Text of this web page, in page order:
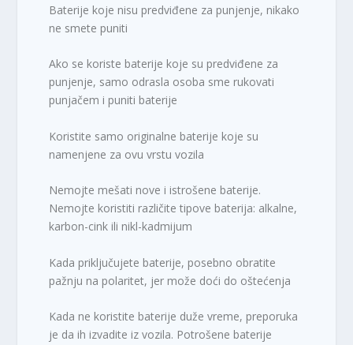
Baterije koje nisu predviđene za punjenje, nikako
ne smete puniti
Ako se koriste baterije koje su predviđene za
punjenje, samo odrasla osoba sme rukovati
punjačem i puniti baterije
Koristite samo originalne baterije koje su
namenjene za ovu vrstu vozila
Nemojte mešati nove i istrošene baterije.
Nemojte koristiti različite tipove baterija: alkalne,
karbon-cink ili nikl-kadmijum
Kada priključujete baterije, posebno obratite
pažnju na polaritet, jer može doći do oštećenja
Kada ne koristite baterije duže vreme, preporuka
je da ih izvadite iz vozila. Potrošene baterije